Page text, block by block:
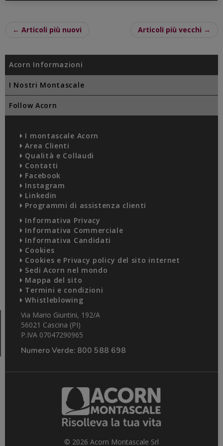
← Articoli più nuovi Articoli più vecchi →
Acorn Informazioni
I Nostri Montascale
Follow Acorn
I montascale Acorn
Area Clienti
Qualità e Collaudi
Contatti
Facebook
Instagram
Linkedin
Programmi di assistenza clienti
Informativa Privacy
Informativa Commerciale
Informativa Candidati
Cookies
Cookies e Privacy policy del sito internet
Sedi Acorn nel mondo
Mappa del sito
Termini e condizioni
Whistleblowing
Via Mario Giuntini, 192/A
56021 Cascina (PI)
P.IVA 07047290965
Numero Verde: 800 588 698
© 2026 Acorn Montascale Srl